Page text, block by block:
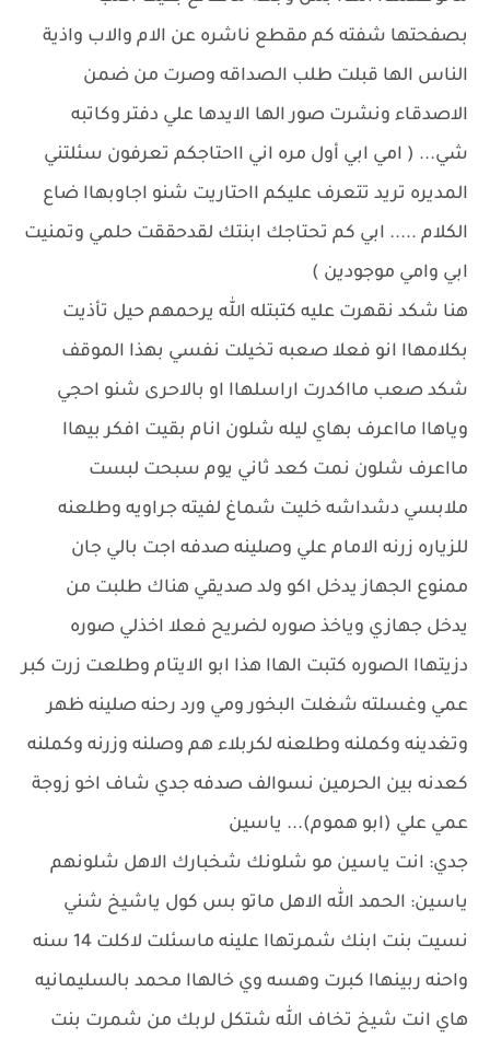
بصفحتها شفته كم مقطع ناشره عن الام والاب واذية
الناس الها قبلت طلب الصداقه وصرت من ضمن
الاصدقاء ونشرت صور الها الايدها علي دفتر وكاتبه
شي... ( امي ابي أول مره اني ااحتاجكم تعرفون سئلتني
المديره تريد تتعرف عليكم ااحتاريت شنو اجاوبهاا ضاع
الكلام ..... ابي كم تحتاجك ابنتك لقدحققت حلمي وتمنيت
ابي وامي موجودين )
هنا شكد نقهرت عليه كتبتله الله يرحمهم حيل تأذيت
بكلامهاا انو فعلا صعبه تخيلت نفسي بهذا الموقف
شكد صعب مااكدرت اراسلهاا او بالاحرى شنو احجي
وياهاا مااعرف بهاي ليله شلون انام بقيت افكر بيهاا
مااعرف شلون نمت كعد ثاني يوم سبحت لبست
ملابسي دشداشه خليت شماغ لفيته جراويه وطلعنه
للزياره زرنه الامام علي وصلينه صدفه اجت بالي جان
ممنوع الجهاز يدخل اكو ولد صديقي هناك طلبت من
يدخل جهازي وياخذ صوره لضريح فعلا اخذلي صوره
دزيتهاا الصوره كتبت الهاا هذا ابو الايتام وطلعت زرت كبر
عمي وغسلته شغلت البخور ومي ورد رحنه صلينه ظهر
وتغدينه وكملنه وطلعنه لكربلاء هم وصلنه وزرنه وكملنه
كعدنه بين الحرمين نسوالف صدفه جدي شاف اخو زوجة
عمي علي (ابو هموم)... ياسين
جدي: انت ياسين مو شلونك شخبارك الاهل شلونهم
ياسين: الحمد الله الاهل ماتو بس كول ياشيخ شني
نسيت بنت ابنك شمرتهاا علينه ماسئلت لاكلت 14 سنه
واحنه ربينهاا كبرت وهسه وي خالهاا محمد بالسليمانيه
هاي انت شيخ تخاف الله شتكل لربك من شمرت بنت